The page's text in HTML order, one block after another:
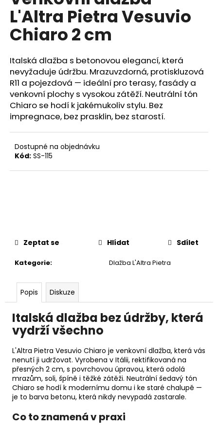
0,0
5
hvězdiček.
L'Altra Pietra Vesuvio
Chiaro 2 cm
Italská dlažba s betonovou elegancí, která
nevyžaduje údržbu. Mrazuvzdorná, protiskluzová
R11 a pojezdová — ideální pro terasy, fasády a
venkovní plochy s vysokou zátěží. Neutrální tón
Chiaro se hodí k jakémukoliv stylu. Bez
impregnace, bez prasklin, bez starostí.
Dostupné na objednávku
Kód: SS-115
Kategorie: Dlažba L'Altra Pietra
Zeptat se Hlídat Sdílet
Popis Diskuze
Italská dlažba bez údržby, která
vydrží všechno
L'Altra Pietra Vesuvio Chiaro je venkovní dlažba, která vás
nenutí ji udržovat. Vyrobena v Itálii, rektifikovaná na
přesných 2 cm, s povrchovou úpravou, která odolá
mrazům, soli, špíně i těžké zátěži. Neutrální šedavý tón
Chiaro se hodí k modernímu domu i ke staré chalupě —
je to barva betonu, která nikdy nevypadá zastarale.
Co to znamená v praxi
a
j
í
?
HLEDAT
D
m